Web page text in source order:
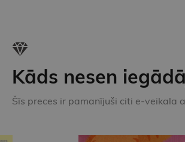
Kāds nesen
Šīs preces ir pamanījuši citi e-veikala